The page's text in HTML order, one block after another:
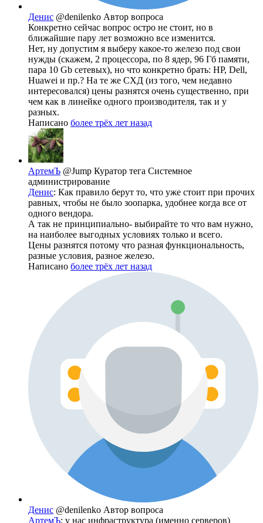
Денис @denilenko Автор вопроса
Конкретно сейчас вопрос остро не стоит, но в
ближайшие пару лет возможно все изменится.
Нет, ну допустим я выберу какое-то железо под свои
нужды (скажем, 2 процессора, по 8 ядер, 96 Гб памяти,
пара 10 Gb сетевых), но что конкретно брать: HP, Dell,
Huawei и пр.? На те же СХД (из того, чем недавно
интересовался) цены разнятся очень существенно, при
чем как в линейке одного производителя, так и у
разных.
Написано более трёх лет назад
АртемЪ @Jump Куратор тега Системное
администрирование
Денис: Как правило берут то, что уже стоит при прочих
равных, чтобы не было зоопарка, удобнее когда все от
одного вендора.
А так не принципиально- выбирайте то что вам нужно,
на наиболее выгодных условиях только и всего.
Цены разнятся потому что разная функциональность,
разные условия, разное железо.
Написано более трёх лет назад
Денис @denilenko Автор вопроса
АртемЪ: у нас инфраструктура (именно серверов)